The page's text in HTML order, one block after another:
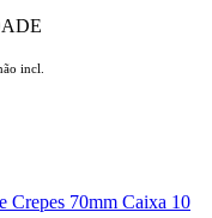
incl.
Crepes 70mm Caixa 10